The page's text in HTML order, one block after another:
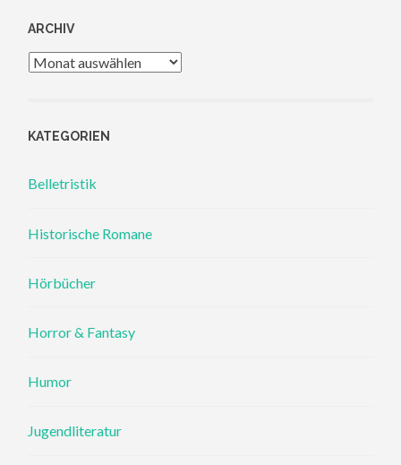
ARCHIV
Archiv
KATEGORIEN
Belletristik
Historische Romane
Hörbücher
Horror & Fantasy
Humor
Jugendliteratur